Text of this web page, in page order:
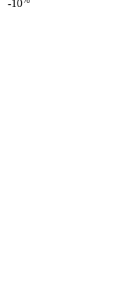
-10